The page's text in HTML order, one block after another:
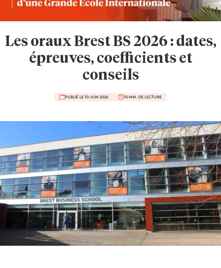
Les oraux Brest BS 2026 : dates,
épreuves, coefficients et
conseils
PUBLIÉ LE 10 JUIN 2026 10 MIN. DE LECTURE